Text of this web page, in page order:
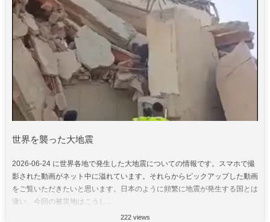
世界を襲った大地震
2026-06-24 に世界各地で発生した大地震についての情報です。スマホで撮
影された動画がネット中に溢れています。それらからピックアップした動画
をご覧いただきたいと思います。日本のように頻繁に地震が発生する国とは
違い、今回の被災地はこうし...
222 views